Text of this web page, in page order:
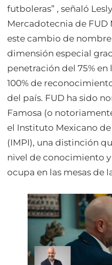
futboleras” , señaló
Mercadotecnia de FUD
este cambio de
dimensión especial
penetración del 75% en
100% de
del país. FUD ha sido
Famosa (o
el Instituto Mexicano
(IMPI), una distinción
nivel de conocimiento
ocupa en las mesas de